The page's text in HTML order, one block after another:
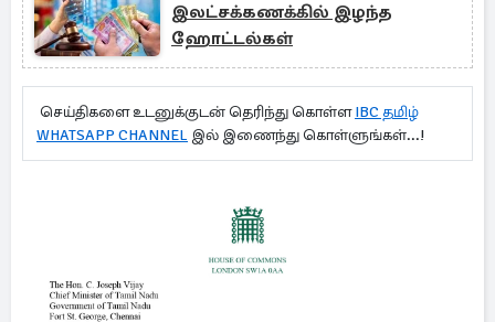
இலட்சக்கணக்கில் இழந்த
ஹோட்டல்கள்
செய்திகளை உடனுக்குடன் தெரிந்து கொள்ளIBC தமிழ்
WHATSAPP CHANNEL இல் இணைந்து கொள்ளுங்கள்...!